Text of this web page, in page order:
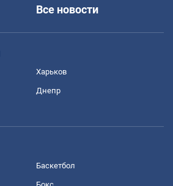
Все новости
Харьков
Днепр
Баскетбол
Бокс